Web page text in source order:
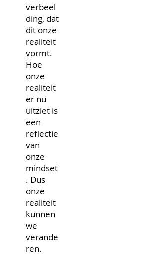
verbeel
ding, dat
dit onze
realiteit
vormt.
Hoe
onze
realiteit
er nu
uitziet is
een
reflectie
van
onze
mindset
. Dus
onze
realiteit
kunnen
we
verande
ren.